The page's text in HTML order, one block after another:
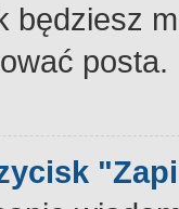
będziesz
posta.